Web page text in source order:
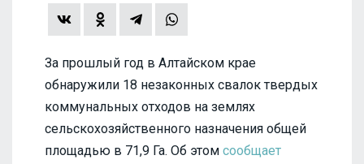
За прошлый год в Алтайском крае
обнаружили 18 незаконных свалок твердых
коммунальных отходов на землях
сельскохозяйственного назначения общей
площадью в 71,9 Га. Об этом сообщает